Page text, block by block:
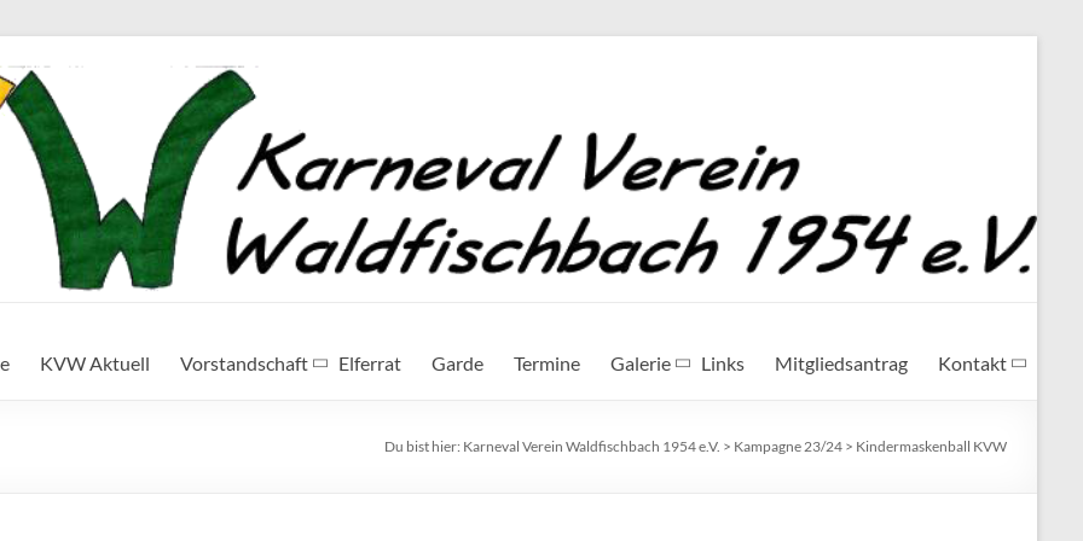
KVW Aktuell Vorstandschaft Elferrat Garde Termine Galerie Links Mitgliedsantrag Kontakt
Du bist hier: Karneval Verein Waldfischbach 1954 e.V. > Kampagne 23/24 > Kindermaskenball KVW